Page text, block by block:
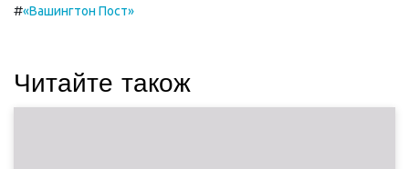
#«Вашингтон Пост»
Читайте також